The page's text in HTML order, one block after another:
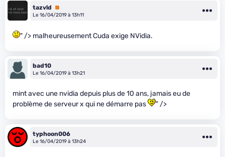
tazvld
Premium
Le 16/04/2019 à 13h11
" /> malheureusement Cuda exige NVidia.
bad10
Le 16/04/2019 à 13h21
mint avec une nvidia depuis plus de 10 ans, jamais eu de
problème de serveur x qui ne démarre pas
" />
typhoon006
Le 16/04/2019 à 13h24